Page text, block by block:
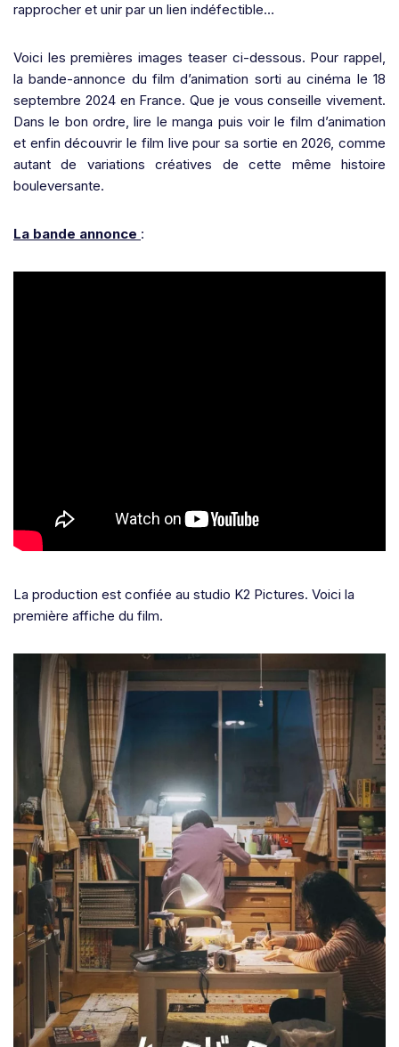
rapprocher et unir par un lien indéfectible…
Voici les premières images teaser ci-dessous. Pour rappel,
la bande-annonce du film d’animation sorti au cinéma le 18
septembre 2024 en France. Que je vous conseille vivement.
Dans le bon ordre, lire le manga puis voir le film d’animation
et enfin découvrir le film live pour sa sortie en 2026, comme
autant de variations créatives de cette même histoire
bouleversante.
La bande annonce :
La production est confiée au studio K2 Pictures. Voici la
première affiche du film.